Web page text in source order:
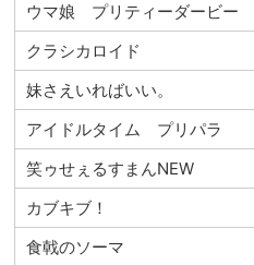
ウマ娘 プリティーダービー
クラシカロイド
妹さえいればいい。
アイドルタイム プリパラ
笑ゥせぇるすまんNEW
カブキブ！
食戟のソーマ